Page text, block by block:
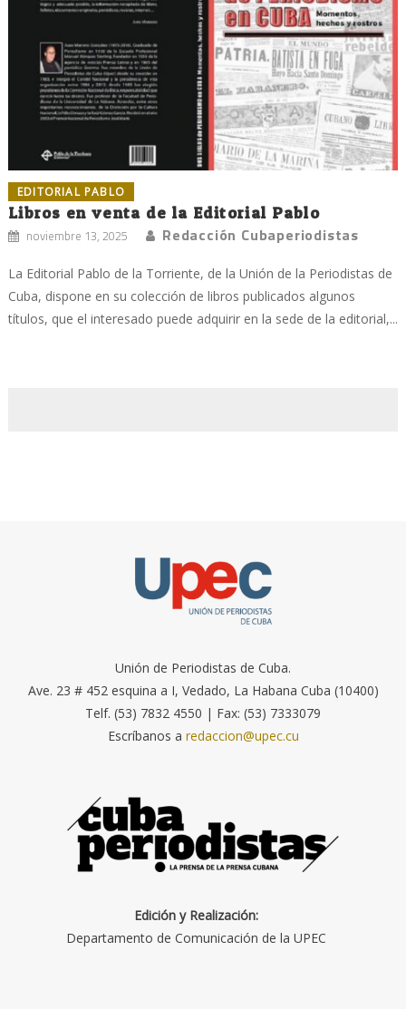
EDITORIAL PABLO
Libros en venta de la Editorial Pablo
noviembre 13, 2025 Redacción Cubaperiodistas
La Editorial Pablo de la Torriente, de la Unión de la Periodistas de
Cuba, dispone en su colección de libros publicados algunos
títulos, que el interesado puede adquirir en la sede de la editorial,...
Unión de Periodistas de Cuba.
Ave. 23 # 452 esquina a I, Vedado, La Habana Cuba (10400)
Telf. (53) 7832 4550 | Fax: (53) 7333079
Escríbanos a redaccion@upec.cu
Edición y Realización:
Departamento de Comunicación de la UPEC